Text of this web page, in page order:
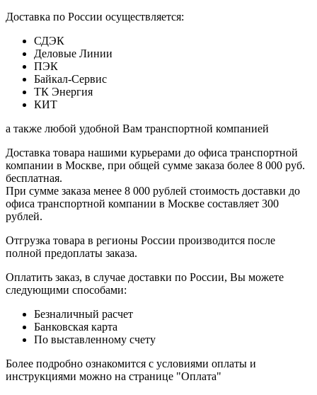
Доставка по России осуществляется:
СДЭК
Деловые Линии
ПЭК
Байкал-Сервис
ТК Энергия
КИТ
а также любой удобной Вам транспортной компанией
Доставка товара нашими курьерами до офиса транспортной
компании в Москве, при общей сумме заказа более 8 000 руб.
бесплатная.
При сумме заказа менее 8 000 рублей стоимость доставки до
офиса транспортной компании в Москве составляет 300
рублей.
Отгрузка товара в регионы России производится после
полной предоплаты заказа.
Оплатить заказ, в случае доставки по России, Вы можете
следующими способами:
Безналичный расчет
Банковская карта
По выставленному счету
Более подробно ознакомится с условиями оплаты и
инструкциями можно на странице "Оплата"